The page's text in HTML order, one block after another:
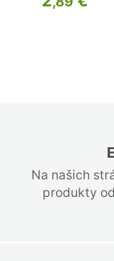
Na našich
produkty